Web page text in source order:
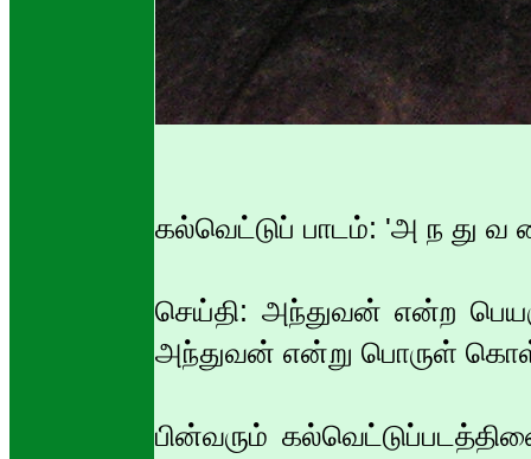
கல்வெட்டுப் பாடம்: 'அ ந து
செய்தி: அந்துவன் என்ற
அந்துவன் என்று பொருள்
பின்வரும்